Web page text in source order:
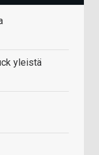
yleistä